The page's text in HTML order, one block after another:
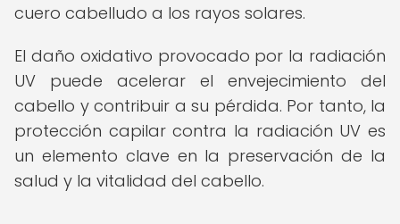
cuero cabelludo a los rayos solares.
El daño oxidativo provocado por la radiación
UV puede acelerar el envejecimiento del
cabello y contribuir a su pérdida. Por tanto, la
protección capilar contra la radiación UV es
un elemento clave en la preservación de la
salud y la vitalidad del cabello.